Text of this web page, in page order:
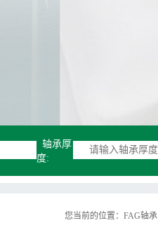
轴承厚
度:
您当前的位置： FAG轴承